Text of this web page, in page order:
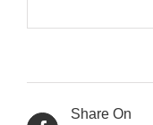
Share On